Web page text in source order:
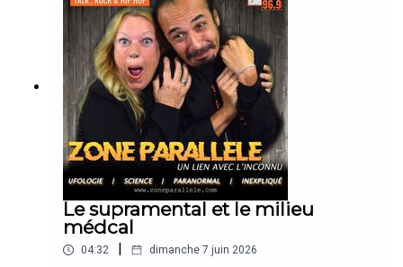
https://twitter.com/zoneparallele
https://www.youtube.com/@zoneparallele
Le supramental et le milieu
médcal
04:32 dimanche 7 juin 2026